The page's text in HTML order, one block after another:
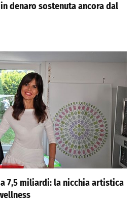
denaro sostenuta ancora dal
7,5 miliardi: la nicchia artistica